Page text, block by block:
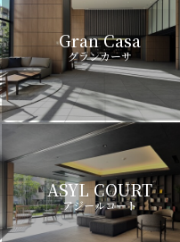
Gran Casa
グランカーサ
ASYL COURT
アジールコート